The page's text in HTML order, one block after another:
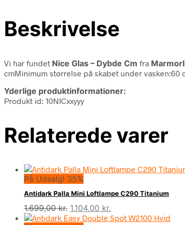
Beskrivelse
Vi har fundet Nice Glas – Dybde Cm fra
cmMinimum størrelse på skabet under vasken:60
Yderlige produktinformationer:
Produkt id: 10NICxxyyy
Relaterede varer
På Udsalg! 35%
Antidark Palla Mini Loftlampe C290 Titanium
1.699,00kr. Den
oprindelige
1.104,00 kr.
aktuelle